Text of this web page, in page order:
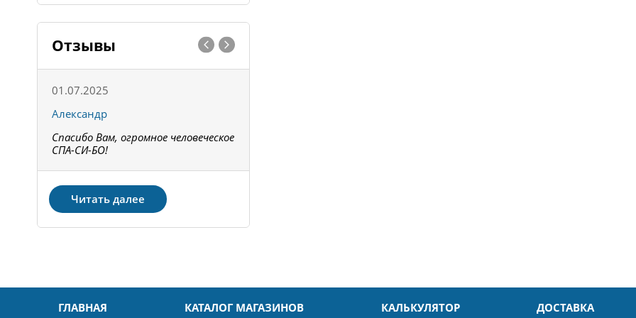
Отзывы
01.07.2025
Александр
Спасибо Вам, огромное человеческое
СПА-СИ-БО!
Читать далее
ГЛАВНАЯ КАТАЛОГ МАГАЗИНОВ КАЛЬКУЛЯТОР ДОСТАВКА